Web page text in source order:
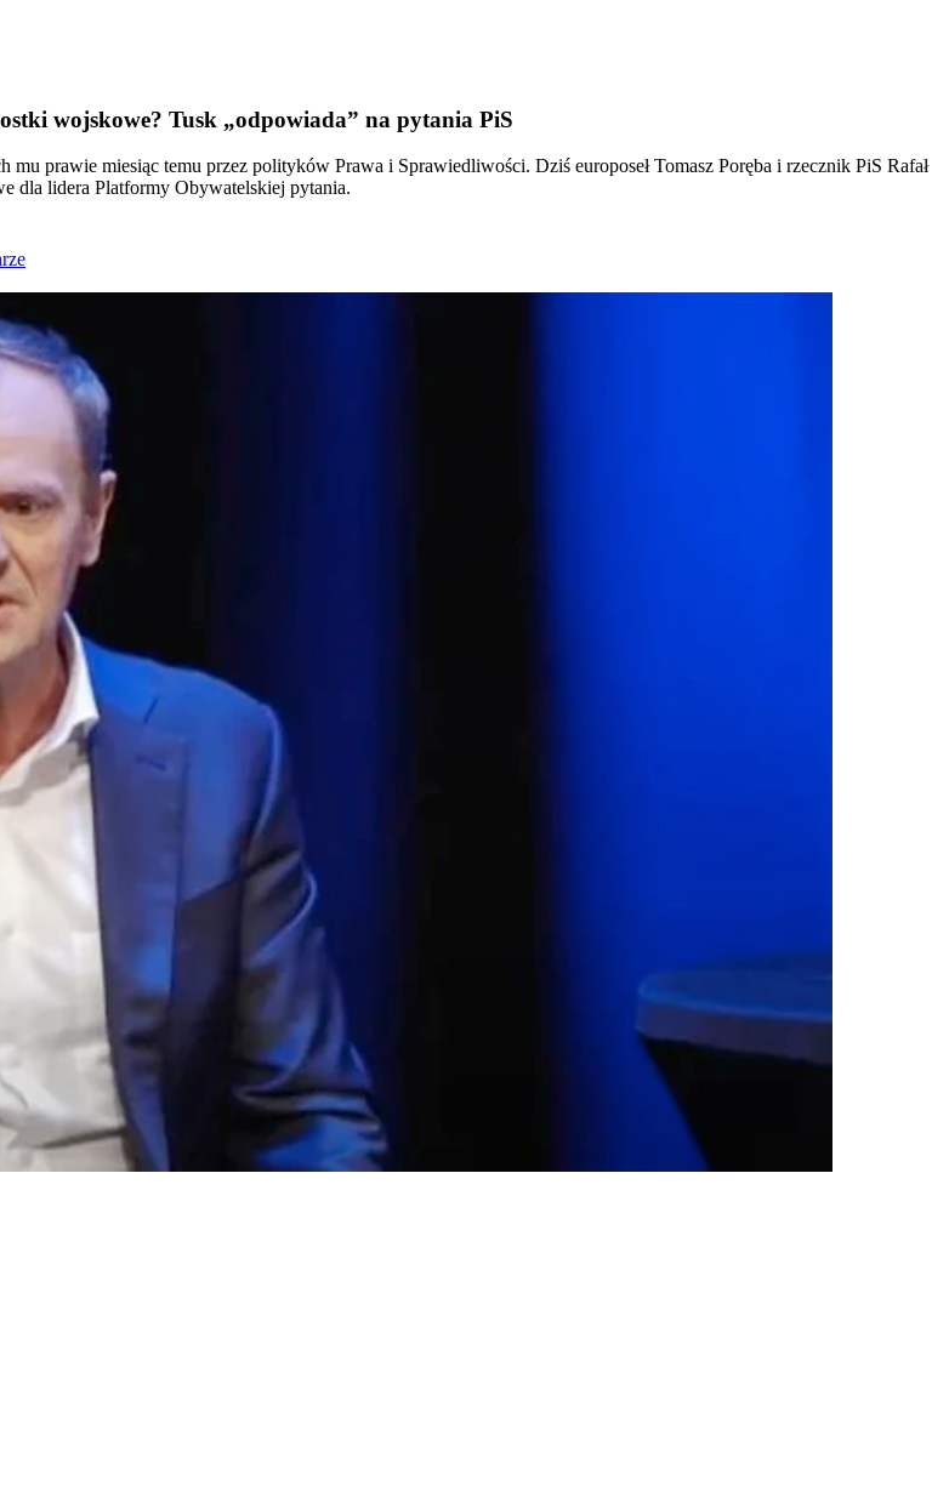
wojskowe? Tusk „odpowiada” na pytania PiS
prawie miesiąc temu przez polityków Prawa i Sprawiedliwości. Dziś europoseł Tomasz Poręba i rzecznik PiS Rafał
dla lidera Platformy Obywatelskiej pytania.